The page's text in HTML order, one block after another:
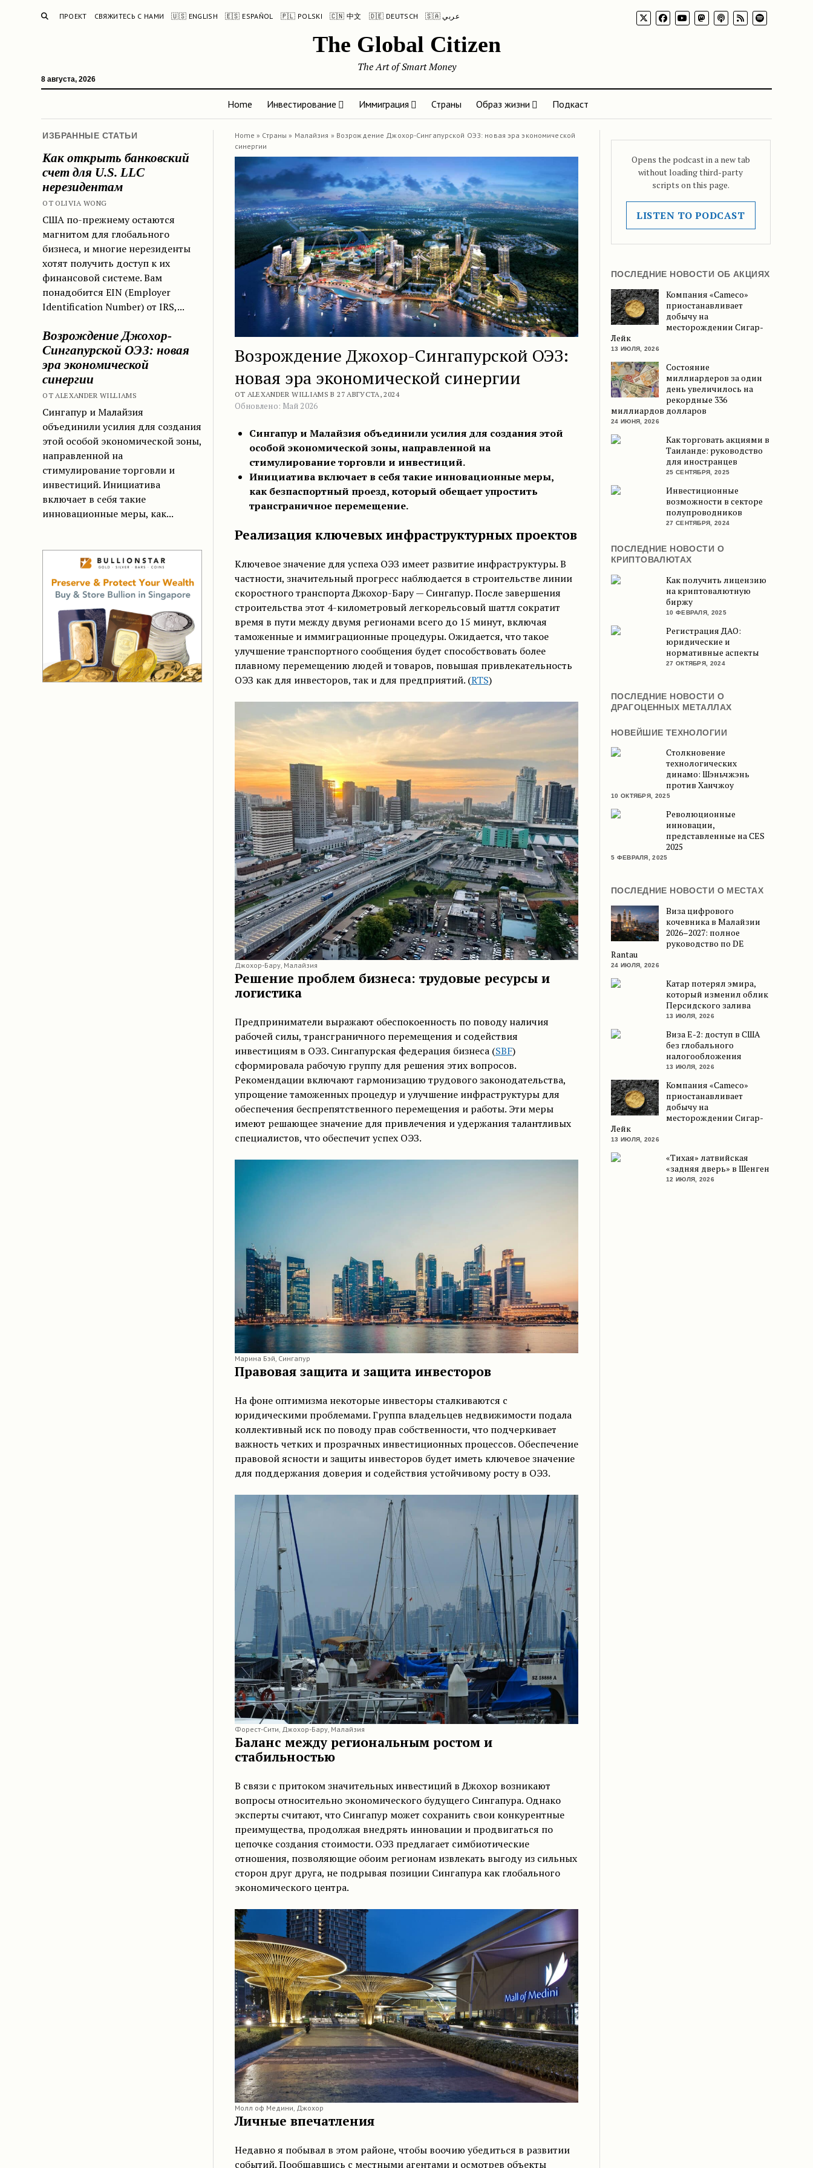
ПОИСК
ПРОЕКТ СВЯЖИТЕСЬ С НАМИ 🇺🇸 ENGLISH 🇪🇸 ESPAÑOL 🇵🇱 POLSKI 🇨🇳 中文 🇩🇪 DEUTSCH 🇸🇦 عربي
The Global Citizen
8 августа, 2026
The Art of Smart Money
Home Инвестирование Иммиграция Страны Образ жизни Подкаст
ИЗБРАННЫЕ СТАТЬИ
Как открыть банковский
счет для U.S. LLC
нерезидентам
ОТ OLIVIA WONG
США по-прежнему остаются
магнитом для глобального
бизнеса, и многие нерезиденты
хотят получить доступ к их
финансовой системе. Вам
понадобится EIN (Employer
Identification Number) от IRS,...
Возрождение Джохор-
Сингапурской ОЭЗ: новая
эра экономической
синергии
ОТ ALEXANDER WILLIAMS
Сингапур и Малайзия
объединили усилия для создания
этой особой экономической зоны,
направленной на
стимулирование торговли и
инвестиций. Инициатива
включает в себя такие
инновационные меры, как...
Home » Страны » Малайзия » Возрождение Джохор-Сингапурской ОЭЗ: новая эра экономической
синергии
Возрождение Джохор-Сингапурской ОЭЗ:
новая эра экономической синергии
ОТ ALEXANDER WILLIAMS В 27 АВГУСТА, 2024
Обновлено: Май 2026
Сингапур и Малайзия объединили усилия для создания этой
особой экономической зоны, направленной на
стимулирование торговли и инвестиций.
Инициатива включает в себя такие инновационные меры,
как безпаспортный проезд, который обещает упростить
трансграничное перемещение.
Реализация ключевых инфраструктурных проектов
Ключевое значение для успеха ОЭЗ имеет развитие инфраструктуры. В
частности, значительный прогресс наблюдается в строительстве линии
скоростного транспорта Джохор-Бару — Сингапур. После завершения
строительства этот 4-километровый легкорельсовый шаттл сократит
время в пути между двумя регионами всего до 15 минут, включая
таможенные и иммиграционные процедуры. Ожидается, что такое
улучшение транспортного сообщения будет способствовать более
плавному перемещению людей и товаров, повышая привлекательность
ОЭЗ как для инвесторов, так и для предприятий. (RTS)
Джохор-Бару, Малайзия
Решение проблем бизнеса: трудовые ресурсы и
логистика
Предприниматели выражают обеспокоенность по поводу наличия
рабочей силы, трансграничного перемещения и содействия
инвестициям в ОЭЗ. Сингапурская федерация бизнеса (SBF)
сформировала рабочую группу для решения этих вопросов.
Рекомендации включают гармонизацию трудового законодательства,
упрощение таможенных процедур и улучшение инфраструктуры для
обеспечения беспрепятственного перемещения и работы. Эти меры
имеют решающее значение для привлечения и удержания талантливых
специалистов, что обеспечит успех ОЭЗ.
Марина Бэй, Сингапур
Правовая защита и защита инвесторов
На фоне оптимизма некоторые инвесторы сталкиваются с
юридическими проблемами. Группа владельцев недвижимости подала
коллективный иск по поводу прав собственности, что подчеркивает
важность четких и прозрачных инвестиционных процессов. Обеспечение
правовой ясности и защиты инвесторов будет иметь ключевое значение
для поддержания доверия и содействия устойчивому росту в ОЭЗ.
Форест-Сити, Джохор-Бару, Малайзия
Баланс между региональным ростом и
стабильностью
В связи с притоком значительных инвестиций в Джохор возникают
вопросы относительно экономического будущего Сингапура. Однако
эксперты считают, что Сингапур может сохранить свои конкурентные
преимущества, продолжая внедрять инновации и продвигаться по
цепочке создания стоимости. ОЭЗ предлагает симбиотические
отношения, позволяющие обоим регионам извлекать выгоду из сильных
сторон друг друга, не подрывая позиции Сингапура как глобального
экономического центра.
Молл оф Медини, Джохор
Личные впечатления
Недавно я побывал в этом районе, чтобы воочию убедиться в развитии
событий. Пообщавшись с местными агентами и осмотрев объекты
Opens the podcast in a new tab
without loading third-party
scripts on this page.
LISTEN TO PODCAST
ПОСЛЕДНИЕ НОВОСТИ ОБ АКЦИЯХ
Компания «Cameco»
приостанавливает
добычу на
месторождении Сигар-
Лейк
13 ИЮЛЯ, 2026
Состояние
миллиардеров за один
день увеличилось на
рекордные 336
миллиардов долларов
24 ИЮНЯ, 2026
Как торговать акциями в
Таиланде: руководство
для иностранцев
25 СЕНТЯБРЯ, 2025
Инвестиционные
возможности в секторе
полупроводников
27 СЕНТЯБРЯ, 2024
ПОСЛЕДНИЕ НОВОСТИ О
КРИПТОВАЛЮТАХ
Как получить лицензию
на криптовалютную
биржу
10 ФЕВРАЛЯ, 2025
Регистрация ДАО:
юридические и
нормативные аспекты
27 ОКТЯБРЯ, 2024
ПОСЛЕДНИЕ НОВОСТИ О
ДРАГОЦЕННЫХ МЕТАЛЛАХ
НОВЕЙШИЕ ТЕХНОЛОГИИ
Столкновение
технологических
динамо: Шэньчжэнь
против Ханчжоу
10 ОКТЯБРЯ, 2025
Революционные
инновации,
представленные на CES
2025
5 ФЕВРАЛЯ, 2025
ПОСЛЕДНИЕ НОВОСТИ О МЕСТАХ
Виза цифрового
кочевника в Малайзии
2026–2027: полное
руководство по DE
Rantau
24 ИЮЛЯ, 2026
Катар потерял эмира,
который изменил облик
Персидского залива
13 ИЮЛЯ, 2026
Виза E-2: доступ в США
без глобального
налогообложения
13 ИЮЛЯ, 2026
Компания «Cameco»
приостанавливает
добычу на
месторождении Сигар-
Лейк
13 ИЮЛЯ, 2026
«Тихая» латвийская
«задняя дверь» в Шенген
12 ИЮЛЯ, 2026